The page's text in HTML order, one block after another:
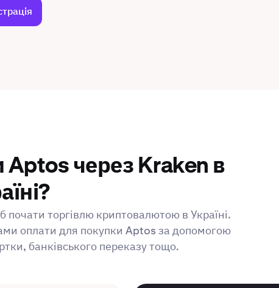
Aptos через Kraken в
почати торгівлю криптовалютою в Україні.
оплати для покупки Aptos за допомогою
банківського переказу тощо.